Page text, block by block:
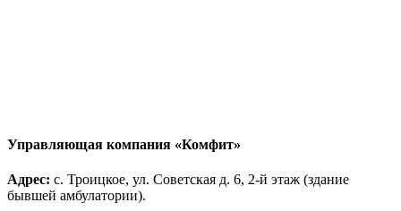
Управляющая компания «Комфит»
Адрес: с. Троицкое, ул. Советская д. 6, 2-й этаж (здание
бывшей амбулатории).